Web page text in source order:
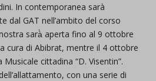
In contemporanea sarà
dal GAT nell’ambito del corso
sarà̀ aperta fino al 9 ottobre
cura di Abibrat, mentre il 4 ottobre
cittadina “D. Visentin”.
con una serie di